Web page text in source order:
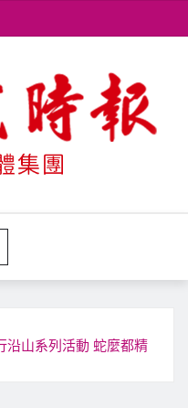
沿山系列活動 蛇麼都精